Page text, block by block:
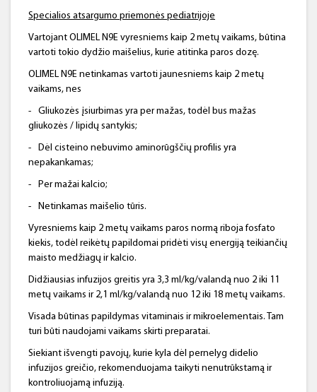
Specialios atsargumo priemonės pediatrijoje
Vartojant OLIMEL N9E vyresniems kaip 2 metų vaikams, būtina
vartoti tokio dydžio maišelius, kurie atitinka paros dozę.
OLIMEL N9E netinkamas vartoti jaunesniems kaip 2 metų
vaikams, nes
-
Gliukozės įsiurbimas yra per mažas, todėl bus mažas
gliukozės / lipidų santykis;
-
Dėl cisteino nebuvimo aminorūgščių profilis yra
nepakankamas;
- Per mažai kalcio;
- Netinkamas maišelio tūris.
Vyresniems kaip 2 metų vaikams paros normą riboja fosfato
kiekis, todėl reikėtų papildomai pridėti visų energiją teikiančių
maisto medžiagų ir kalcio.
Didžiausias infuzijos greitis yra 3,3 ml/kg/valandą nuo 2 iki 11
metų vaikams ir 2,1 ml/kg/valandą nuo 12 iki 18 metų vaikams.
Visada būtinas papildymas vitaminais ir mikroelementais. Tam
turi būti naudojami vaikams skirti preparatai.
Siekiant išvengti pavojų, kurie kyla dėl pernelyg didelio
infuzijos greičio, rekomenduojama taikyti nenutrūkstamą ir
kontroliuojamą infuziją.